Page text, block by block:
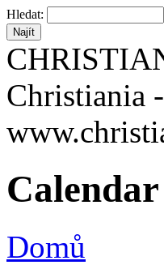
Hledat:
Christiania
Calendar
Domů